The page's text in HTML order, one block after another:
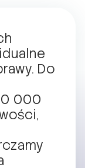
Do
000